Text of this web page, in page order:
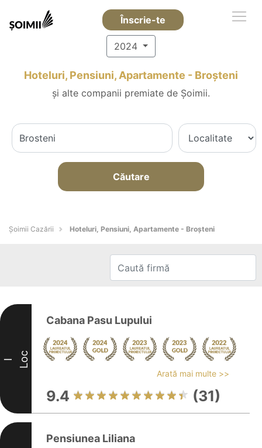
Înscrie-te
2024
Hoteluri, Pensiuni, Apartamente - Broşteni
și alte companii premiate de Șoimii.
Căutare
Șoimii Cazării Hoteluri, Pensiuni, Apartamente - Broşteni
I Loc
Cabana Pasu Lupului
Arată mai multe >>
9.4 (31)
Pensiunea Liliana